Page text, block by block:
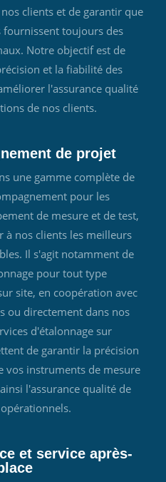
clients et de garantir que
fournissent toujours des
Notre objectif est de
et la fiabilité des
l'assurance qualité
de nos clients.
de projet
une gamme complète de
pour les
de mesure et de test,
à nos clients les meilleurs
Il s'agit notamment de
pour tout type
site, en coopération avec
ou directement dans nos
d'étalonnage sur
de garantir la précision
vos instruments de mesure
l'assurance qualité de
et service après-